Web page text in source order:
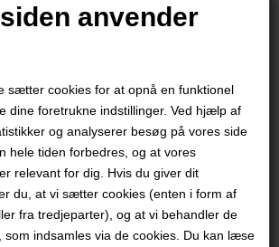
anvender
sætter cookies for at opnå en funktionel
dine foretrukne indstillinger. Ved hjælp af
og analyserer besøg på vores side
hele tiden forbedres, og at vores
relevant for dig. Hvis du giver dit
du, at vi sætter cookies (enten i form af
fra tredjeparter), og at vi behandler de
som indsamles via de cookies. Du kan læse
nærvær"